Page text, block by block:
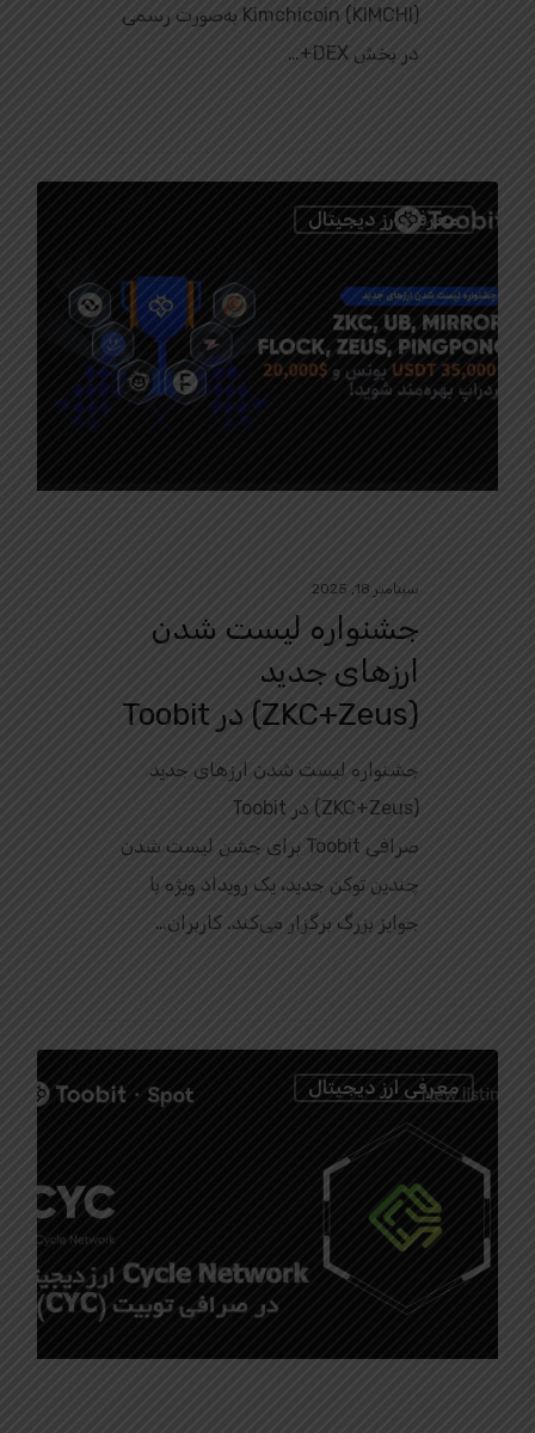
Kimchicoin (KIMCHI) به‌صورت رسمی
در بخش DEX+…
معرفی ارز دیجیتال
سپتامبر 18, 2025
جشنواره لیست شدن
ارزهای جدید
(ZKC+Zeus) در Toobit
جشنواره لیست شدن ارزهای جدید
(ZKC+Zeus) در Toobit
صرافی Toobit برای جشن لیست شدن
چندین توکن جدید، یک رویداد ویژه با
جوایز بزرگ برگزار می‌کند. کاربران…
معرفی ارز دیجیتال